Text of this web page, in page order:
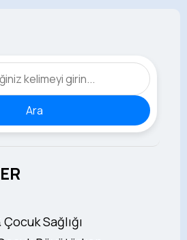
Ara
Sağlığı